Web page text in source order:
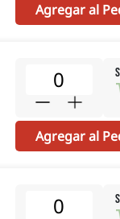
Agregar al
Agregar al